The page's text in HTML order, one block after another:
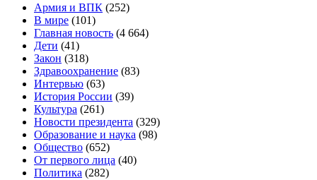
Армия и ВПК (252)
В мире (101)
Главная новость (4 664)
Дети (41)
Закон (318)
Здравоохранение (83)
Интервью (63)
История России (39)
Культура (261)
Новости президента (329)
Образование и наука (98)
Общество (652)
От первого лица (40)
Политика (282)